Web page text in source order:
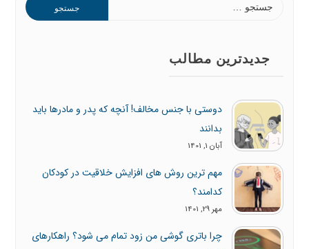
برای:
جدیدترین مطالب
دوستی با جنس مخالف! آنچه که پدر و مادرها باید
بدانند
آبان 1, 1401
مهم ترین روش های افزایش خلاقیت در کودکان
کدامند؟
مهر 29, 1401
چرا باتری گوشی من زود تمام می شود؟ راهکارهای